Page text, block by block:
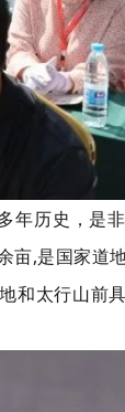
年历史，是
亩,是国家道
和太行山前